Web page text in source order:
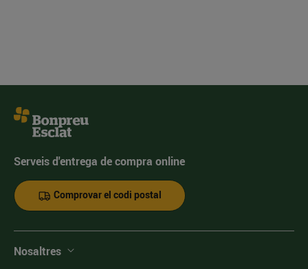
Serveis d'entrega de compra online
Comprovar el codi postal
Nosaltres